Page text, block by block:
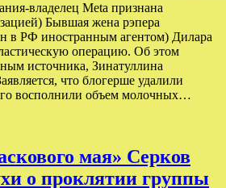
владелец Meta признана
Бывшая жена рэпера
в РФ иностранным агентом) Дилара
операцию. Об этом
источника, Зинатуллина
что блогерше удалили
восполнили объем молочных…
мая» Серков
о проклятии группы